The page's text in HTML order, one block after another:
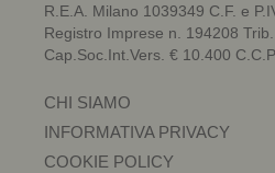
R.E.A. Milano 1039349 C.F. e
Registro Imprese n. 194208
Cap.Soc.Int.Vers. € 10.400
CHI SIAMO
INFORMATIVA PRIVACY
COOKIE POLICY